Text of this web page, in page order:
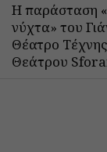
Η παράσταση
νύχτα» του
Θέατρο
Θεάτρου